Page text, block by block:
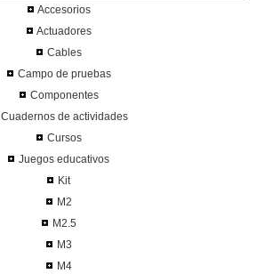
Accesorios
Actuadores
Cables
Campo de pruebas
Componentes
Cuadernos de actividades
Cursos
Juegos educativos
Kit
M2
M2.5
M3
M4